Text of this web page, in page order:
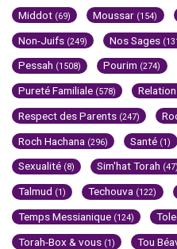
Middot (69) Moussar (154)
Non-Juifs (249) Nos Sages
Pessah (1508) Pourim (274)
Pureté Familiale (578)
Respect des Parents (247)
Roch Hachana (296) Santé (1)
Sexualité (8) Sim'hat Torah (47)
Talmud (1) Techouva (122)
Temps Messianique (124)
Torah-Box & vous (1) Tou